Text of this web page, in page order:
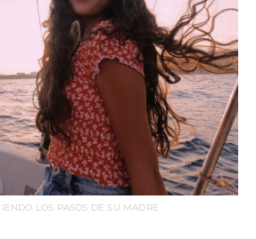
LOS PASOS DE SU MADRE